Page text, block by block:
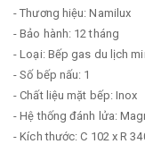
- Thương hiệu: Namilux
- Bảo hành: 12 tháng
- Loại: Bếp gas du lịch
- Số bếp nấu: 1
- Chất liệu mặt bếp: Inox
- Hệ thống đánh lửa:
- Kích thước: C 102 x R